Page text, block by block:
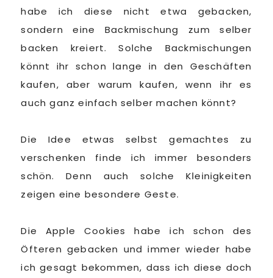
habe ich diese nicht etwa gebacken,
sondern eine Backmischung zum selber
backen kreiert. Solche Backmischungen
könnt ihr schon lange in den Geschäften
kaufen, aber warum kaufen, wenn ihr es
auch ganz einfach selber machen könnt?
Die Idee etwas selbst gemachtes zu
verschenken finde ich immer besonders
schön. Denn auch solche Kleinigkeiten
zeigen eine besondere Geste.
Die Apple Cookies habe ich schon des
Öfteren gebacken und immer wieder habe
ich gesagt bekommen, dass ich diese doch